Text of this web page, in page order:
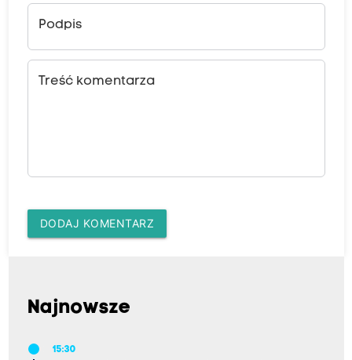
Podpis
Treść komentarza
DODAJ KOMENTARZ
Najnowsze
15:30